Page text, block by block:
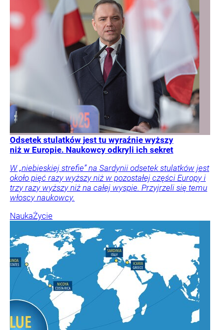
Odsetek stulatków jest tu wyraźnie wyższy
niż w Europie. Naukowcy odkryli ich sekret
W „niebieskiej strefie” na Sardynii odsetek stulatków jest
około pięć razy wyższy niż w pozostałej części Europy i
trzy razy wyższy niż na całej wyspie. Przyjrzeli się temu
włoscy naukowcy.
NaukaŻycie